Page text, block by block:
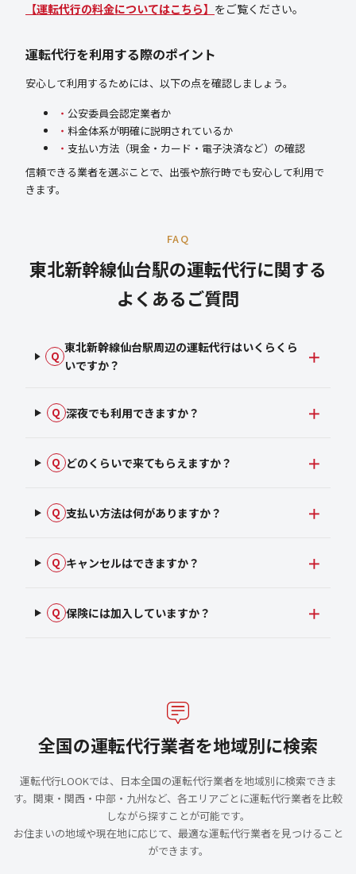
【運転代行の料金についてはこちら】 をご覧ください。
運転代行を利用する際のポイント
安心して利用するためには、以下の点を確認しましょう。
公安委員会認定業者か
料金体系が明確に説明されているか
支払い方法（現金・カード・電子決済など）の確認
信頼できる業者を選ぶことで、出張や旅行時でも安心して利用で
きます。
FAQ
東北新幹線仙台駅の運転代行に関する
よくあるご質問
Q
東北新幹線仙台駅周辺の運転代行はいくらくら
いですか？
Q 深夜でも利用できますか？
Q どのくらいで来てもらえますか？
Q 支払い方法は何がありますか？
Q キャンセルはできますか？
Q 保険には加入していますか？
全国の運転代行業者を地域別に検索
運転代行LOOKでは、日本全国の運転代行業者を地域別に検索できま
す。関東・関西・中部・九州など、各エリアごとに運転代行業者を比較
しながら探すことが可能です。
お住まいの地域や現在地に応じて、最適な運転代行業者を見つけること
ができます。